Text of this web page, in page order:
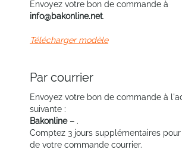
Envoyez votre bon de commande à
info@bakonline.net.
Télécharger modèle
Par courrier
Envoyez votre bon de commande à
suivante :
Bakonline – .
Comptez 3 jours supplémentaires
de votre commande courrier.